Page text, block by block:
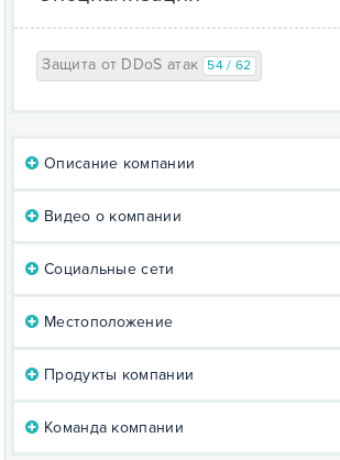
Защита от DDoS атак 54 / 62
Описание компании
Видео о компании
Социальные сети
Местоположение
Продукты компании
Команда компании